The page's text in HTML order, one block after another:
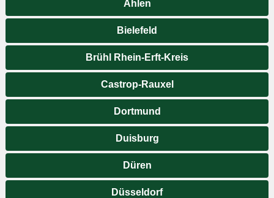
Ahlen
Bielefeld
Brühl Rhein-Erft-Kreis
Castrop-Rauxel
Dortmund
Duisburg
Düren
Düsseldorf